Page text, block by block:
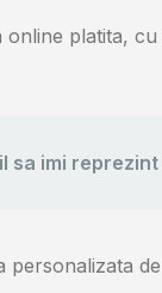
online platita,
sa imi
personalizata